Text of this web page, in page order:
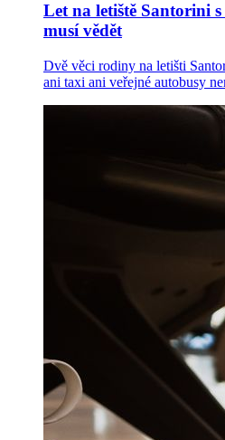
Let na letiště Santorini
musí vědět
Dvě věci rodiny na letišti
ani taxi ani veřejné autobusy